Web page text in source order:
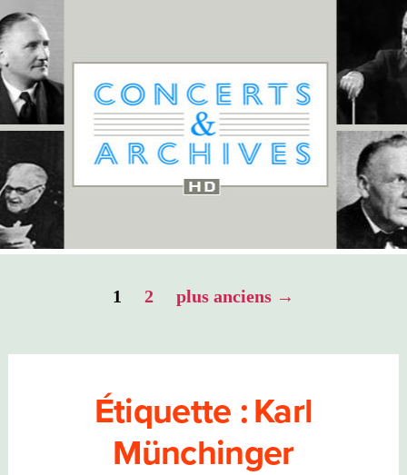
Pagination
publications
1 2 plus anciens →
Étiquette :Karl
Münchinger